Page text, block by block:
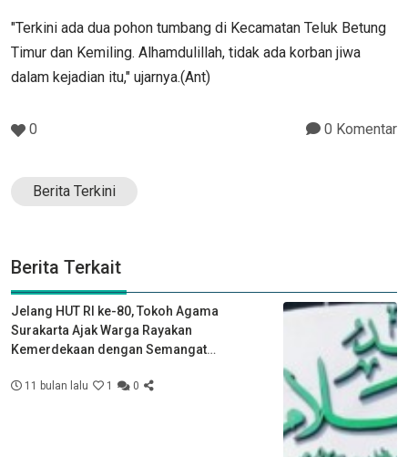
"Terkini ada dua pohon tumbang di Kecamatan Teluk Betung
Timur dan Kemiling. Alhamdulillah, tidak ada korban jiwa
dalam kejadian itu," ujarnya.(Ant)
0 0 Komentar
Berita Terkini
Berita Terkait
Jelang HUT RI ke-80, Tokoh Agama
Surakarta Ajak Warga Rayakan
Kemerdekaan dengan Semangat
11 bulan lalu 1 0